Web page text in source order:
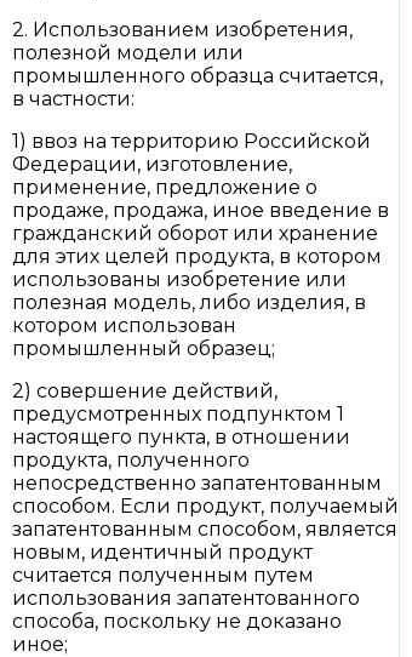
2. Использованием изобретения,
полезной модели или
промышленного образца считается,
в частности:
1) ввоз на территорию Российской
Федерации, изготовление,
применение, предложение о
продаже, продажа, иное введение в
гражданский оборот или хранение
для этих целей продукта, в котором
использованы изобретение или
полезная модель, либо изделия, в
котором использован
промышленный образец;
2) совершение действий,
предусмотренных подпунктом 1
настоящего пункта, в отношении
продукта, полученного
непосредственно запатентованным
способом. Если продукт, получаемый
запатентованным способом, является
новым, идентичный продукт
считается полученным путем
использования запатентованного
способа, поскольку не доказано
иное;